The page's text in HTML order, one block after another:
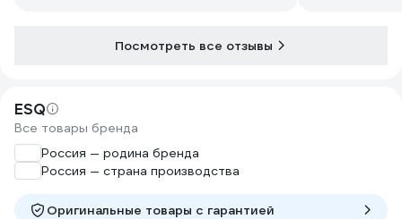
кронштейна, так шурупы в комплекте
саморезы под 8 головку. Но это ещё
цветочки, прикрутил кронштейн к
корпусу вентилятора, становится
невозможно его прикрутить к стене,
шурупы смог закрутить по 45
Посмотреть все отзывы
ESQ
Все товары бренда
Россия — родина бренда
Россия — страна производства
Оригинальные товары c гарантией